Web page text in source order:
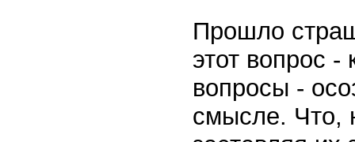
Прошло
этот вопрос -
вопросы -
смысле. Что,